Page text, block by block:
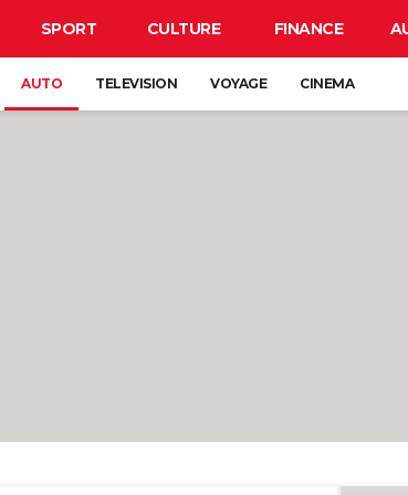
SPORT CULTURE FINANCE
AUTO TELEVISION VOYAGE CINEMA